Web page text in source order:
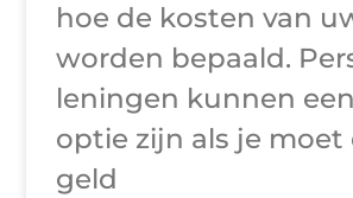
hoe de kosten van
worden bepaald.
leningen kunnen
optie zijn als je
geld